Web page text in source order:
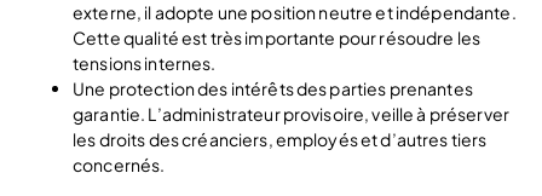
externe, il adopte une position neutre et indépendante.
Cette qualité est très importante pour résoudre les
tensions internes.
Une protection des intérêts des parties prenantes
garantie. L’administrateur provisoire, veille à préserver
les droits des créanciers, employés et d’autres tiers
concernés.